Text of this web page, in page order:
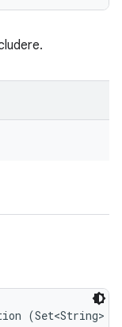
(Set<String>